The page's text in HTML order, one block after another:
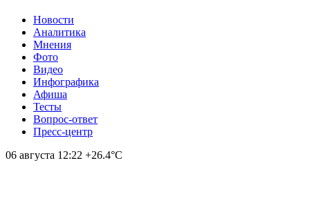
Новости
Аналитика
Мнения
Фото
Видео
Инфографика
Афиша
Тесты
Вопрос-ответ
Пресс-центр
06 августа 12:22 +26.4°С